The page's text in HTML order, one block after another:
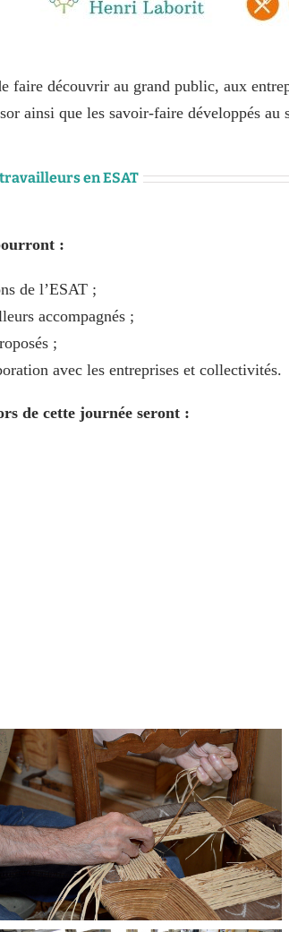
faire découvrir au grand public, aux
ainsi que les savoir-faire développés au
en ESAT
:
de l’ESAT ;
accompagnés ;
;
avec les entreprises et collectivités.
de cette journée seront :